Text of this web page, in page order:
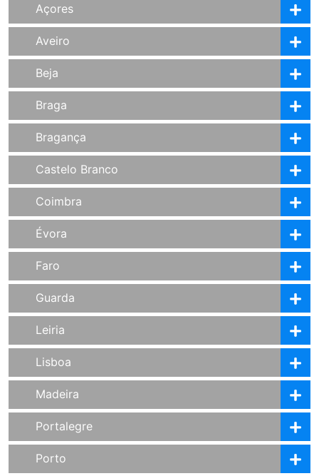
Açores
Aveiro
Beja
Braga
Bragança
Castelo Branco
Coimbra
Évora
Faro
Guarda
Leiria
Lisboa
Madeira
Portalegre
Porto